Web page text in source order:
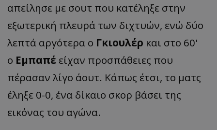
απείλησε με σουτ που κατέληξε στην
εξωτερική πλευρά των διχτυών, ενώ δύο
λεπτά αργότερα ο Γκιουλέρ και στο 60'
ο Εμπαπέ είχαν προσπάθειες που
πέρασαν λίγο άουτ. Κάπως έτσι, το ματς
έληξε 0-0, ένα δίκαιο σκορ βάσει της
εικόνας του αγώνα.